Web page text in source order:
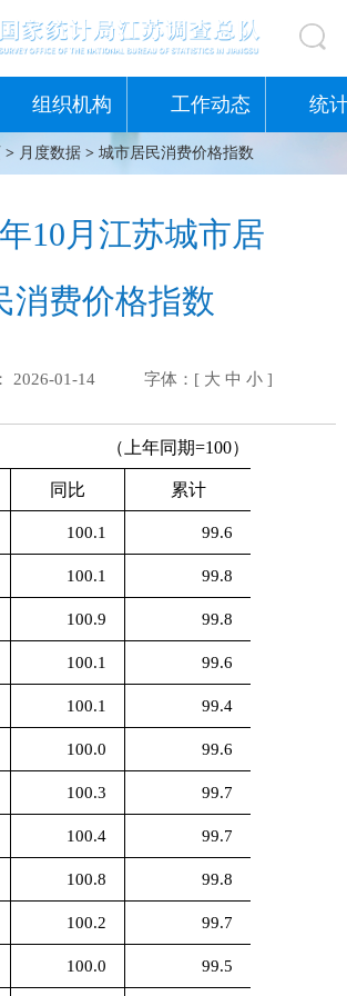
组织机构 工作动态 统
> 月度数据 > 城市居民消费价格指数
10月江苏城市居
消费价格指数
2026-01-14 字体：[ 大 中 小]
（上年同期=100）
同比 累计
100.1 99.6
100.1 99.8
100.9 99.8
100.1 99.6
100.1 99.4
100.0 99.6
100.3 99.7
100.4 99.7
100.8 99.8
100.2 99.7
100.0 99.5